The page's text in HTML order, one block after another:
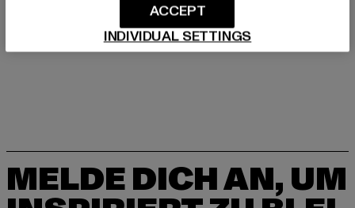
LIEFERUNG & RÜCKGABE
MELDE DICH AN, UM
INDIVIDUAL SETTINGS
ACCEPT